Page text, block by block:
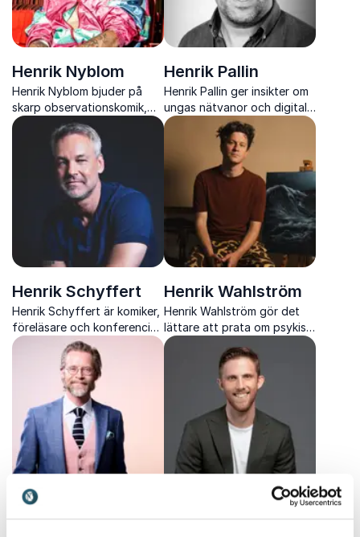
Henrik Nyblom
Henrik Nyblom bjuder på
skarp observationskomik,
oväntade infall och unikt
publikspel i en oförutsägbar
standupupplevelse
Henrik Pallin
Henrik Pallin ger insikter om
ungas nätvanor och digital
kommunikation med
konkreta verktyg för en
balanserad och trygg digital
vardag
Henrik Schyffert
Henrik Schyffert är komiker,
föreläsare och konferencier
som kombinerar humor med
kreativitet och skarpa
observationer.
Henrik Wahlström
Henrik Wahlström gör det
lättare att prata om psykisk
hälsa och visar hur
öppenhet bygger tryggare
arbetsplatser och relationer.
Henrik Widegren